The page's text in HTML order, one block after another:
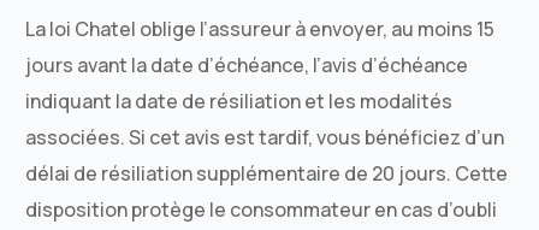
La loi Chatel oblige l’assureur à envoyer, au moins 15
jours avant la date d’échéance, l’avis d’échéance
indiquant la date de résiliation et les modalités
associées. Si cet avis est tardif, vous bénéficiez d’un
délai de résiliation supplémentaire de 20 jours. Cette
disposition protège le consommateur en cas d’oubli